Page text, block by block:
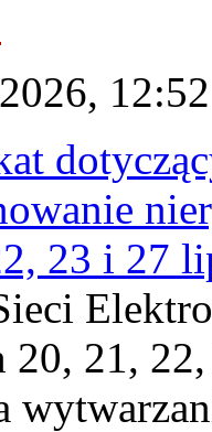
12:52
23 i 27
20, 21,